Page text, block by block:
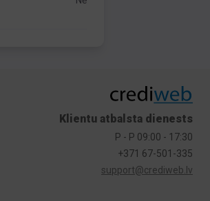
Klientu atbalsta dienests
P - P 09:00 - 17:30
+371 67-501-335
support@crediweb.lv